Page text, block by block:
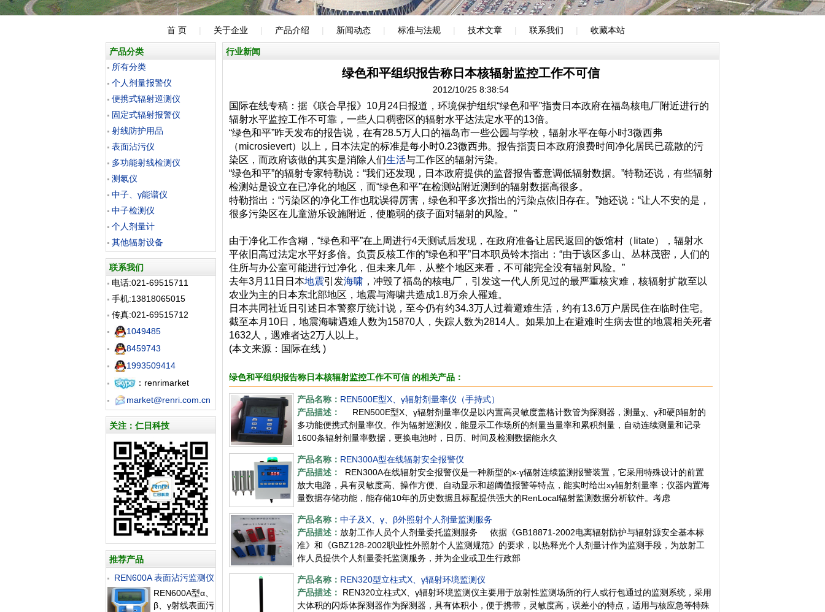
首 页 | 关于企业 | 产品介绍 | 新闻动态 | 标准与法规 | 技术文章 | 联系我们 | 收藏本站
产品分类
所有分类
个人剂量报警仪
便携式辐射巡测仪
固定式辐射报警仪
射线防护用品
表面沾污仪
多功能射线检测仪
测氡仪
中子、γ能谱仪
中子检测仪
个人剂量计
其他辐射设备
联系我们
电话:021-69515711
手机:13818065015
传真:021-69515712
1049485
8459743
1993509414
：renrimarket
market@renri.com.cn
关注：仁日科技
推荐产品
REN600A 表面沾污监测仪
REN600A型α、
β、γ射线表面污
行业新闻
绿色和平组织报告称日本核辐射监控工作不可信
2012/10/25 8:38:54
国际在线专稿：据《联合早报》10月24日报道，环境保护组织“绿色和平”指责日本政府在福岛核电厂附近进行的
辐射水平监控工作不可靠，一些人口稠密区的辐射水平达法定水平的13倍。
“绿色和平”昨天发布的报告说，在有28.5万人口的福岛市一些公园与学校，辐射水平在每小时3微西弗
（microsievert）以上，日本法定的标准是每小时0.23微西弗。报告指责日本政府浪费时间净化居民已疏散的污
染区，而政府该做的其实是消除人们生活与工作区的辐射污染。
“绿色和平”的辐射专家特勒说：“我们还发现，日本政府提供的监督报告蓄意调低辐射数据。”特勒还说，有些辐射
检测站是设立在已净化的地区，而“绿色和平”在检测站附近测到的辐射数据高很多。
特勒指出：“污染区的净化工作也耽误得厉害，绿色和平多次指出的污染点依旧存在。”她还说：“让人不安的是，
很多污染区在儿童游乐设施附近，使脆弱的孩子面对辐射的风险。”
由于净化工作含糊，“绿色和平”在上周进行4天测试后发现，在政府准备让居民返回的饭馆村（Iitate），辐射水
平依旧高过法定水平好多倍。负责反核工作的“绿色和平”日本职员铃木指出：“由于该区多山、丛林茂密，人们的
住所与办公室可能进行过净化，但未来几年，从整个地区来看，不可能完全没有辐射风险。”
去年3月11日日本地震引发海啸 ，冲毁了福岛的核电厂，引发这一代人所见过的最严重核灾难，核辐射扩散至以
农业为主的日本东北部地区，地震与海啸共造成1.8万余人罹难。
日本共同社近日引述日本警察厅统计说，至今仍有约34.3万人过着避难生活，约有13.6万户居民住在临时住宅。
截至本月10日，地震海啸遇难人数为15870人，失踪人数为2814人。如果加上在避难时生病去世的地震相关死者
1632人，遇难者达2万人以上。
(本文来源：国际在线 )
绿色和平组织报告称日本核辐射监控工作不可信 的相关产品：
产品名称： REN500E型X、γ辐射剂量率仪（手持式）
产品描述：
REN500E型X、γ辐射剂量率仪是以内置高灵敏度盖格计数管为探测器，测量χ、γ和硬β辐射的
多功能便携式剂量率仪。作为辐射巡测仪，能显示工作场所的剂量当量率和累积剂量，自动连续测量和记录
1600条辐射剂量率数据，更换电池时，日历、时间及检测数据能永久
产品名称： REN300A型在线辐射安全报警仪
产品描述：
REN300A在线辐射安全报警仪是一种新型的x-γ辐射连续监测报警装置，它采用特殊设计的前置
放大电路，具有灵敏度高、操作方便、自动显示和超阈值报警等特点，能实时给出xγ辐射剂量率；仪器内置海
量数据存储功能，能存储10年的历史数据且标配提供强大的RenLocal辐射监测数据分析软件。考虑
产品名称： 中子及X、γ、β外照射个人剂量监测服务
产品描述： 放射工作人员个人剂量委托监测服务 依据《GB18871-2002电离辐射防护与辐射源安全基本标
准》和《GBZ128-2002职业性外照射个人监测规范》的要求，以热释光个人剂量计作为监测手段，为放射工
作人员提供个人剂量委托监测服务，并为企业或卫生行政部
产品名称： REN320型立柱式X、γ辐射环境监测仪
产品描述：
REN320立柱式X、γ辐射环境监测仪主要用于放射性监测场所的行人或行包通过的监测系统，采用
大体积的闪烁体探测器作为探测器，具有体积小，便于携带，灵敏度高，误差小的特点，适用与核应急等特殊